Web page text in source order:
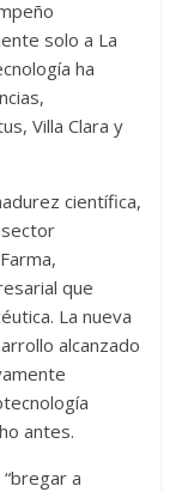
solo a La
ha
Villa Clara y
científica,
que
La nueva
alcanzado
antes.
a